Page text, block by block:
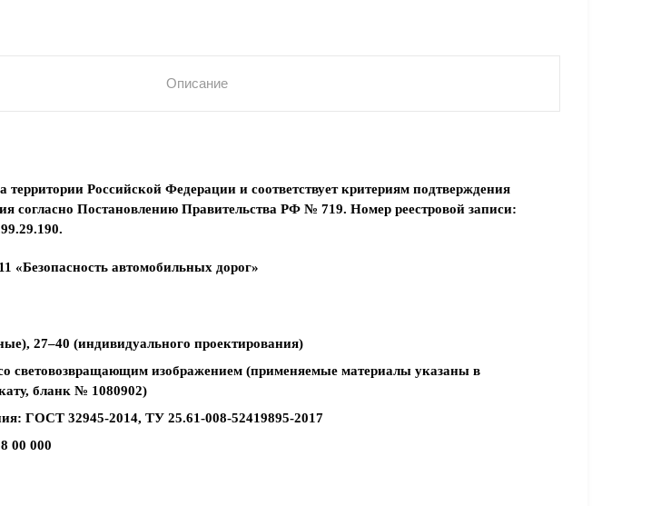
Описание
территории Российской Федерации и соответствует критериям подтверждения
согласно Постановлению Правительства РФ № 719. Номер реестровой записи:
«Безопасность автомобильных дорог»
27–40 (индивидуального проектирования)
световозвращающим изображением (применяемые материалы указаны в
бланк № 1080902)
ГОСТ 32945-2014, ТУ 25.61-008-52419895-2017
00 000